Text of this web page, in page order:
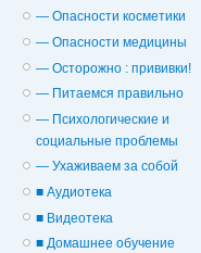
— Опасности косметики
— Опасности медицины
— Осторожно : прививки!
— Питаемся правильно
— Психологические и
cоциальные проблемы
— Ухаживаем за собой
■ Аудиотека
■ Видеотека
■ Домашнее обучение